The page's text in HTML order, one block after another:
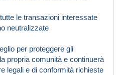
le transazioni interessate
neutralizzate
per proteggere gli
propria comunità e continuerà
legali e di conformità richieste